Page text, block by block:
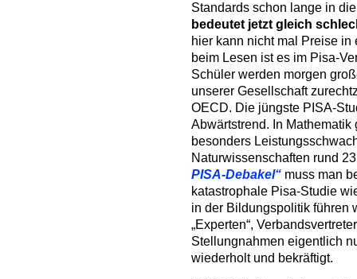
Standards schon lange in
bedeutet jetzt gleich
hier kann nicht mal Preise
beim Lesen ist es im Pisa-
Schüler werden morgen
unserer Gesellschaft
OECD. Die jüngste PISA-
Abwärtstrend. In
besonders
Naturwissenschaften rund
PISA-Debakel“ muss man
katastrophale Pisa-Studie
in der Bildungspolitik führen
„Experten“,
Stellungnahmen eigentlich
wiederholt und bekräftigt.